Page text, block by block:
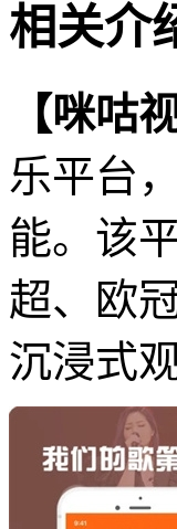
相关介
【咪咕
乐平台
能。该
超、欧
沉浸式